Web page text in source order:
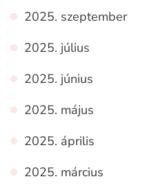
2025. szeptember
2025. július
2025. június
2025. május
2025. április
2025. március